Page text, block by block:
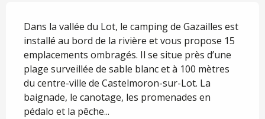
Dans la vallée du Lot, le camping de Gazailles est
installé au bord de la rivière et vous propose 15
emplacements ombragés. Il se situe près d’une
plage surveillée de sable blanc et à 100 mètres
du centre-ville de Castelmoron-sur-Lot. La
baignade, le canotage, les promenades en
pédalo et la pêche...